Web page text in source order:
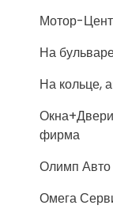
Мотор-
На
На кольце,
фирма
Олимп Авто
Омега